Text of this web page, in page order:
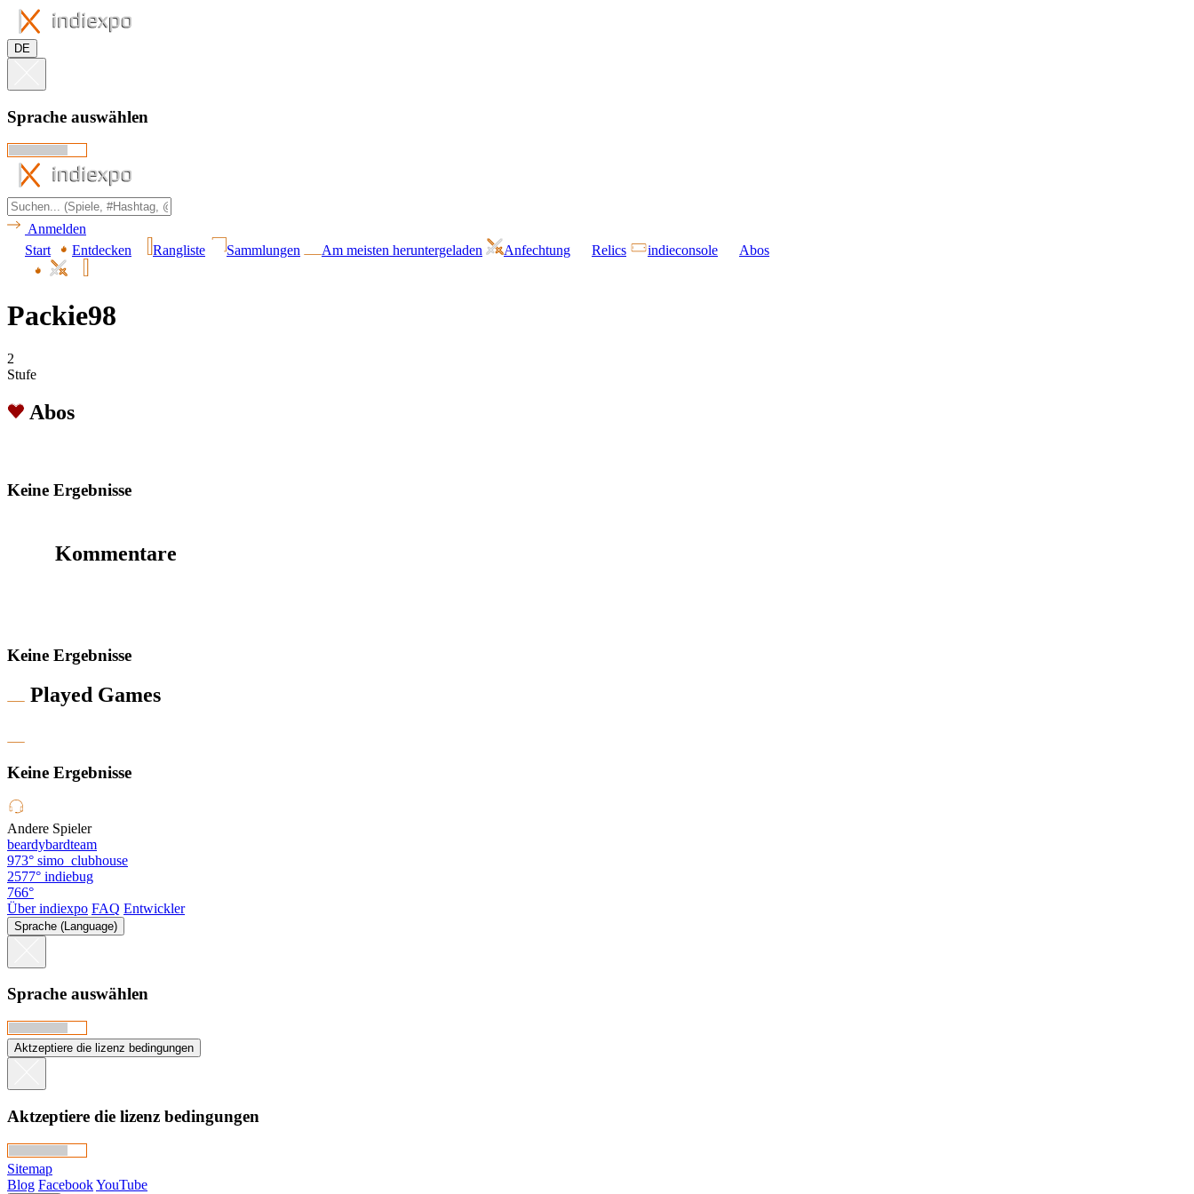
DE
Sprache auswählen
Anmelden
Start
Entdecken Rangliste Sammlungen Am meisten heruntergeladen Anfechtung Relics indieconsole Abos
Packie98
2
Stufe
Abos
Keine Ergebnisse
Kommentare
Keine Ergebnisse
Played Games
Keine Ergebnisse
Andere Spieler
beardybardteam
973° simo_clubhouse
2577° indiebug
766°
Über indiexpo FAQ Entwickler
Sprache (Language)
Sprache auswählen
Aktzeptiere die lizenz bedingungen
Aktzeptiere die lizenz bedingungen
Sitemap
Blog FacebookYouTube